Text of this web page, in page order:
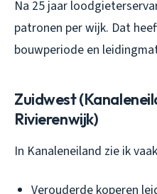
Na 25 jaar
patronen per wijk. Dat
bouwperiode en
Zuidwest
Rivierenwijk)
In Kanaleneiland zie ik
Verouderde koperen